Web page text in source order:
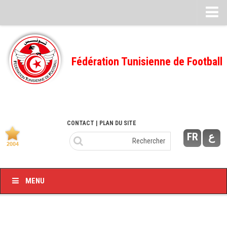
Feuille de match
FMI – 2022/2023
Ligue I – 2022/2023
Ligue I – 2020/2021
Ligue I – 2019/2020
Fédération Tunisienne de Football
FR ع
CONTACT | PLAN DU SITE
MENU